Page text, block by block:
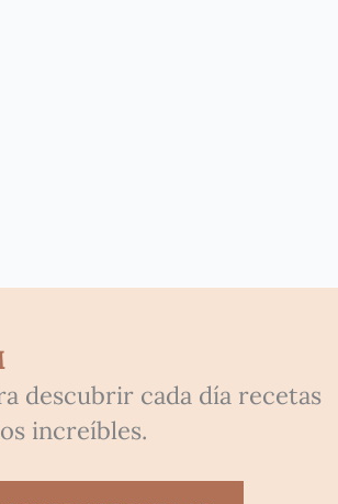
descubrir cada día recetas
increíbles.